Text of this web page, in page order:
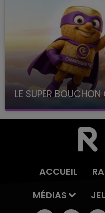
LE SUPER
avec La Famille
ACCUEIL
MÉDIAS